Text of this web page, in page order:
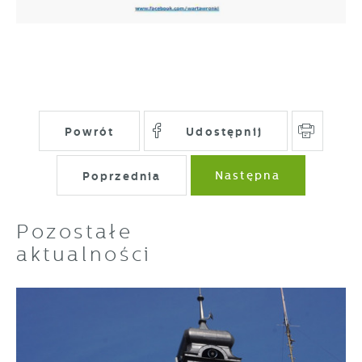
Powrót Udostępnij
Poprzednia Następna
Pozostałe
aktualności